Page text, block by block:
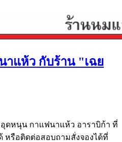
าแห้ว กับร้าน "เฉย
ดหนุน กาแฟนาแห้ว อาราบิก้า ที่
หรือติดต่อสอบถามสั่งจองได้ที่